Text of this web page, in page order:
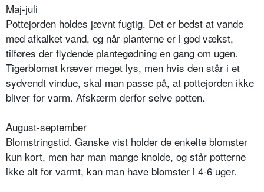
Maj-juli
Pottejorden holdes jævnt fugtig. Det er bedst at vande
med afkalket vand, og når planterne er i god vækst,
tilføres der flydende plantegødning en gang om ugen.
Tigerblomst kræver meget lys, men hvis den står i et
sydvendt vindue, skal man passe på, at pottejorden ikke
bliver for varm. Afskærm derfor selve potten.
August-september
Blomstringstid. Ganske vist holder de enkelte blomster
kun kort, men har man mange knolde, og står potterne
ikke alt for varmt, kan man have blomster i 4-6 uger.